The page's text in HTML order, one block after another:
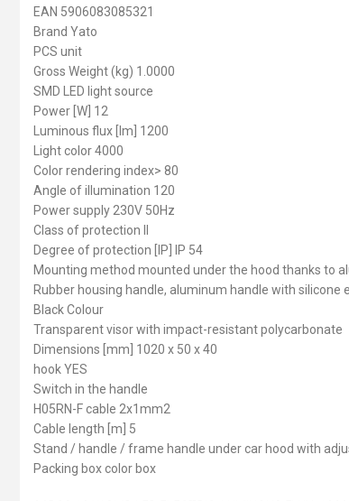
EAN 5906083085321
Brand Yato
PCS unit
Gross Weight (kg) 1.0000
SMD LED light source
Power [W] 12
Luminous flux [lm] 1200
Light color 4000
Color rendering index> 80
Angle of illumination 120
Power supply 230V 50Hz
Class of protection II
Degree of protection [IP] IP 54
Mounting method mounted under the hood thanks to
Rubber housing handle, aluminum handle with silicone
Black Colour
Transparent visor with impact-resistant polycarbonate
Dimensions [mm] 1020 x 50 x 40
hook YES
Switch in the handle
H05RN-F cable 2x1mm2
Cable length [m] 5
Stand / handle / frame handle under car hood with
Packing box color box